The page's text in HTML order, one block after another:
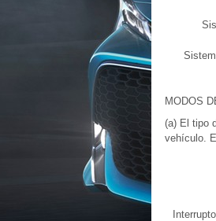
MODOS
(a) El tipo
vehículo.